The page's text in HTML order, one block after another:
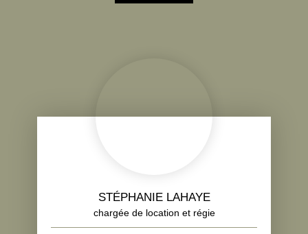
STÉPHANIE LAHAYE
chargée de location et régie